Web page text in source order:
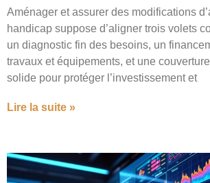
Aménager et assurer des modifications
handicap suppose d’aligner trois volets
un diagnostic fin des besoins, un
travaux et équipements, et une
solide pour protéger l’investissement et
Lire la suite »